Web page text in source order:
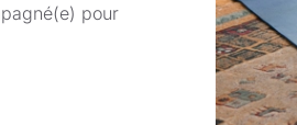
pour